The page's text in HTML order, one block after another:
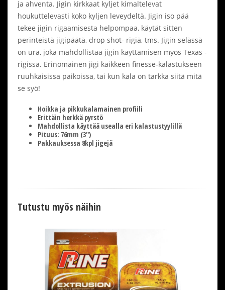
ja ahventa. Jigin kirkkaat kyljet kimaltelevat
houkuttelevasti koko kyljen leveydeltä. Jigin iso pää
tekee jigin rigaamisesta helpompaa, käytät sitten
perinteistä jigipäätä, drop shot- rigiä, tms. Jigin selässä
on ura, joka mahdollistaa jigin käyttämisen myös Texas -
rigissä. Erinomainen jigi kaikkeen finesse-kalastukseen
ruuhkaisissa paikoissa, tai kun kala on tarkka siitä mitä
se syö!
Hoikka ja pikkukalamainen profiili
Erittäin herkkä pyrstö
Mahdollista käyttää usealla eri kalastustyylillä
Pituus: 76mm (3'')
Pakkauksessa 8kpl jigejä
Tutustu myös näihin